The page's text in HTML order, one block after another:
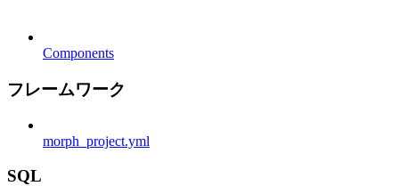
Components
フレームワーク
morph_project.yml
SQL